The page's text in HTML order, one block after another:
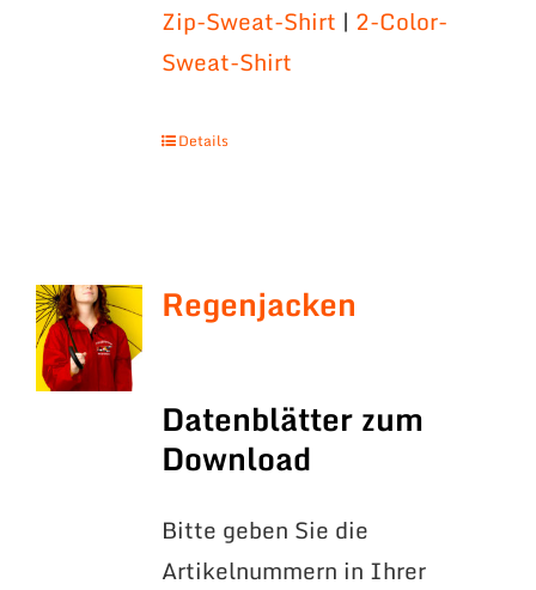
Zip-Sweat-Shirt | 2-Color-
Sweat-Shirt
Details
Regenjacken
Datenblätter zum
Download
Bitte geben Sie die
Artikelnummern in Ihrer